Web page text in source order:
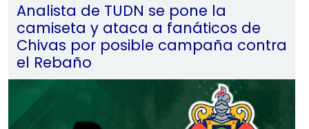
Analista de TUDN se pone la
camiseta y ataca a fanáticos de
Chivas por posible campaña contra
el Rebaño